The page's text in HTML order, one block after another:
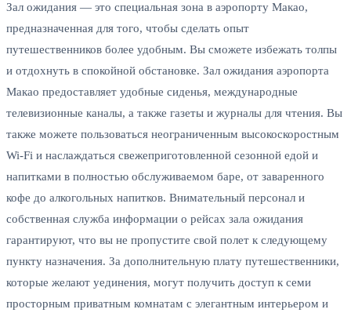
Зал ожидания — это специальная зона в аэропорту Макао,
предназначенная для того, чтобы сделать опыт
путешественников более удобным. Вы сможете избежать толпы
и отдохнуть в спокойной обстановке. Зал ожидания аэропорта
Макао предоставляет удобные сиденья, международные
телевизионные каналы, а также газеты и журналы для чтения. Вы
также можете пользоваться неограниченным высокоскоростным
Wi-Fi и наслаждаться свежеприготовленной сезонной едой и
напитками в полностью обслуживаемом баре, от заваренного
кофе до алкогольных напитков. Внимательный персонал и
собственная служба информации о рейсах зала ожидания
гарантируют, что вы не пропустите свой полет к следующему
пункту назначения. За дополнительную плату путешественники,
которые желают уединения, могут получить доступ к семи
просторным приватным комнатам с элегантным интерьером и